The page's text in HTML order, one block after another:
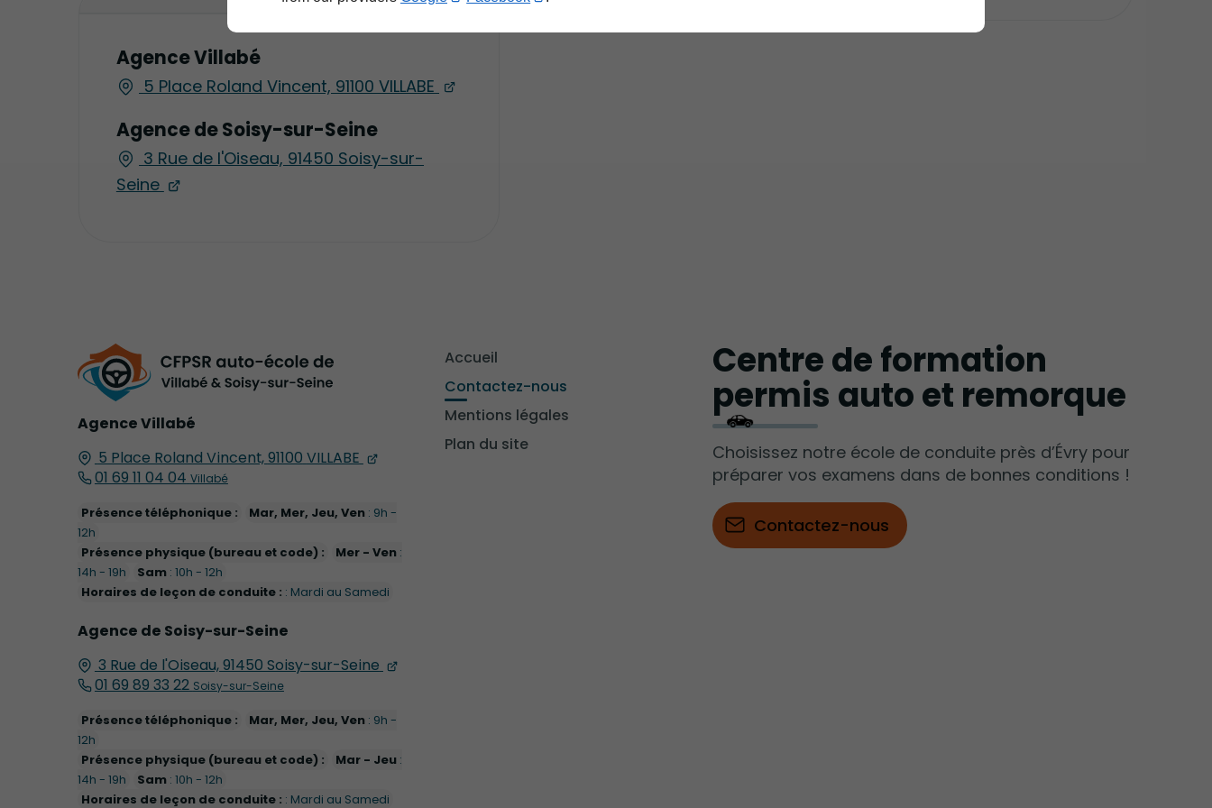
Agence Villabé
5 Place Roland Vincent, 91100 VILLABE
Agence de Soisy-sur-Seine
3 Rue de l'Oiseau, 91450 Soisy-sur-
Seine
Agence Villabé
5 Place Roland Vincent,91100 VILLABE
01 69 11 04 04 Villabé
Présence téléphonique : Mar, Mer, Jeu, Ven: 9h -
12h
Présence physique (bureau et code) :
Mer - Ven:
14h - 19h
Sam: 10h - 12h
Horaires de leçon de conduite : : Mardi au Samedi
Agence de Soisy-sur-Seine
3 Rue de l'Oiseau, 91450 Soisy-sur-Seine
01 69 89 33 22 Soisy-sur-Seine
Présence téléphonique : Mar, Mer, Jeu, Ven: 9h -
12h
Présence physique (bureau et code) :
Mar - Jeu:
14h - 19h
Sam: 10h - 12h
Horaires de leçon de conduite : : Mardi au Samedi
Accueil
Contactez-nous
Mentions légales
Plan du site
Centre de formation
permis auto et remorque
Choisissez notre école de conduite près d’Évry pour
préparer vos examens dans de bonnes conditions !
Contactez-nous